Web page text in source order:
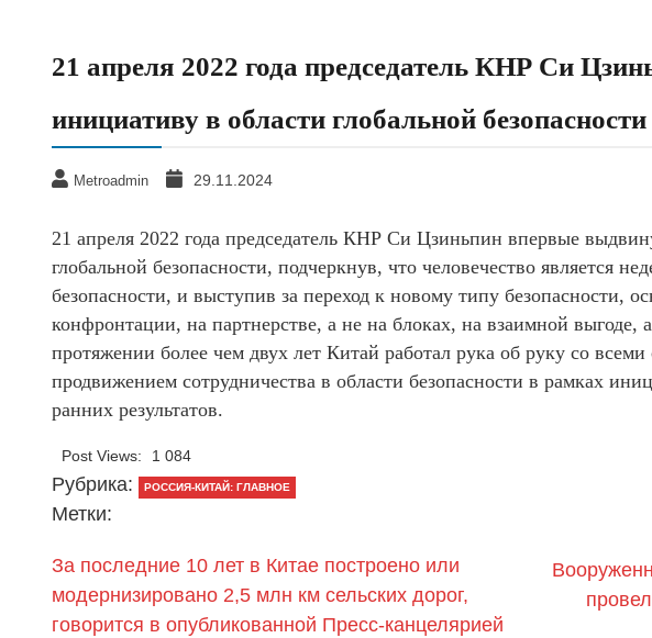
21 апреля 2022 года председатель КНР Си
инициативу в области глобальной безопасности
Metroadmin 29.11.2024
21 апреля 2022 года председатель КНР Си Цзиньпин впервые
глобальной безопасности, подчеркнув, что человечество является
безопасности, и выступив за переход к новому типу безопасности,
конфронтации, на партнерстве, а не на блоках, на взаимной выгоде,
протяжении более чем двух лет Китай работал рука об руку со
продвижением сотрудничества в области безопасности в рамках
ранних результатов.
Post Views: 1 084
Рубрика: РОССИЯ-КИТАЙ: ГЛАВНОЕ
Метки:
За последние 10 лет в Китае построено или
модернизировано 2,5 млн км сельских дорог,
говорится в опубликованной Пресс-канцелярией